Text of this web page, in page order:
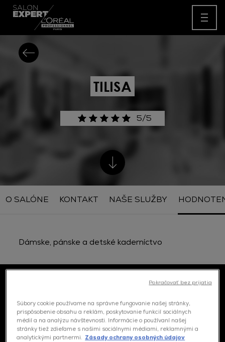
TILISA
5/5
O SALÓNE KONTAKT NAŠE SLUŽBY
Dámske, pánske a detské kaderníctvo
Kontakt
Súbory cookie používame na správne fungovanie našej stránky,
prispôsobenie obsahu a reklám, poskytovanie funkcií sociálnych
médií a na analýzu návštevnosti. Informácie o používaní našej
stránky tiež zdieľame s našimi sociálnymi médiami, reklamnými a
analytickými partnermi. Zásady ochrany osobných údajov
Pokračovať bez prijatia